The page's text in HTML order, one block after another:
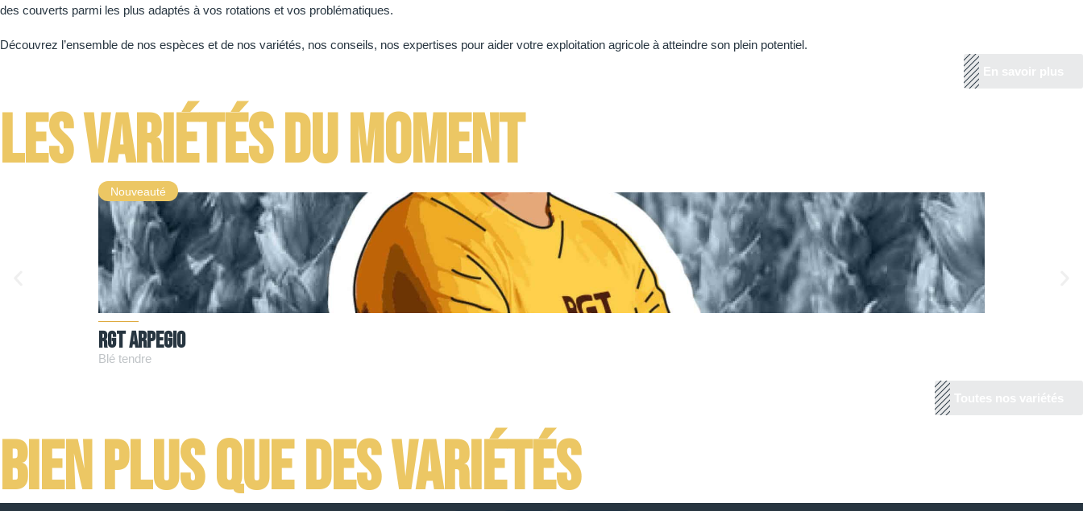
des couverts parmi les plus adaptés à vos rotations et vos problématiques.
Découvrez l’ensemble de nos espèces et de nos variétés, nos conseils, nos expertises pour aider votre exploitation agricole à atteindre son plein potentiel.
Les variétés du moment
Nouveauté
RGT ARPEGIO
Blé tendre
Bien plus que des variétés